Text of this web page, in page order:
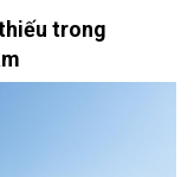
trong